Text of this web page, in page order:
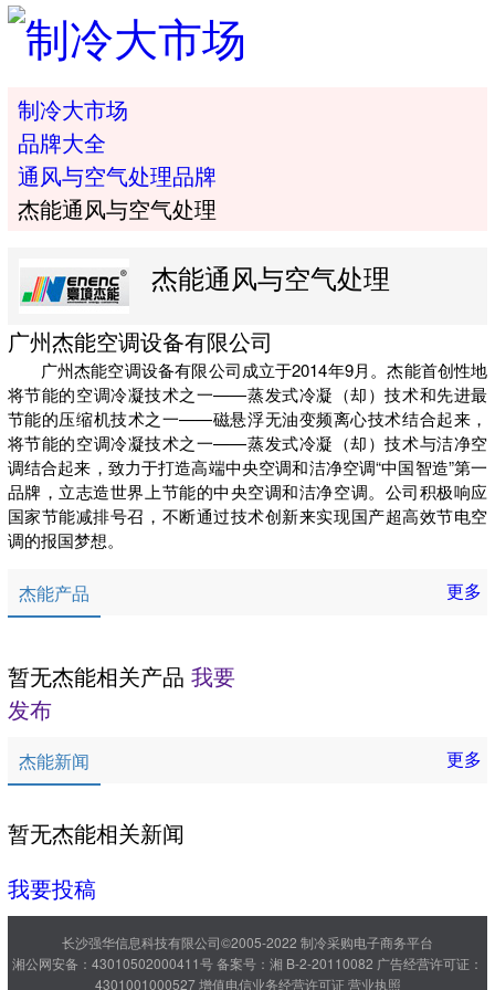
制冷大市场
品牌大全
通风与空气处理品牌
杰能通风与空气处理
杰能通风与空气处理
广州杰能空调设备有限公司
广州杰能空调设备有限公司成立于2014年9月。杰能首创性地
将节能的空调冷凝技术之一——蒸发式冷凝（却）技术和先进最
节能的压缩机技术之一——磁悬浮无油变频离心技术结合起来，
将节能的空调冷凝技术之一——蒸发式冷凝（却）技术与洁净空
调结合起来，致力于打造高端中央空调和洁净空调“中国智造”第一
品牌，立志造世界上节能的中央空调和洁净空调。公司积极响应
国家节能减排号召，不断通过技术创新来实现国产超高效节电空
调的报国梦想。
杰能产品 更多
暂无杰能相关产品 我要
发布
杰能新闻 更多
暂无杰能相关新闻
我要投稿
长沙强华信息科技有限公司©2005-2022 制冷采购电子商务平台
湘公网安备：43010502000411号备案号：湘 B-2-20110082 广告经营许可证：
4301001000527增值电信业务经营许可证 营业执照